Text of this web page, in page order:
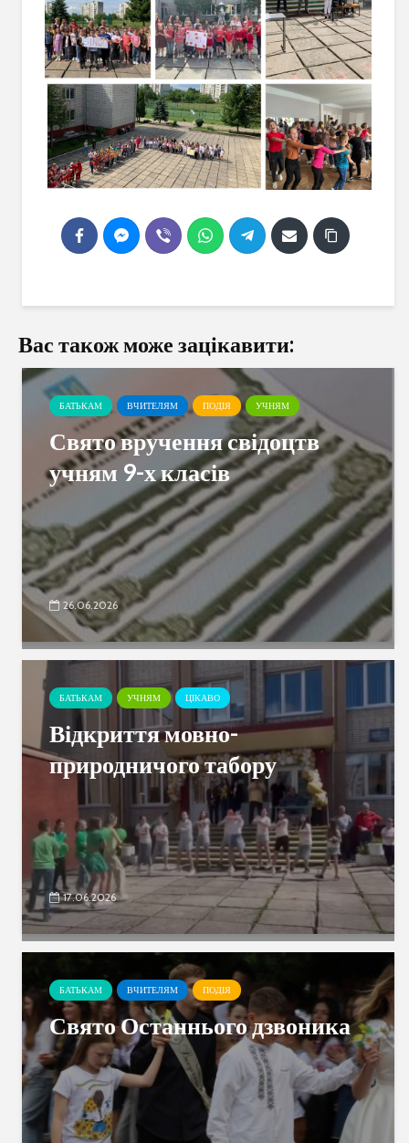
Вас також може зацікавити:
БАТЬКАМ ВЧИТЕЛЯМ ПОДІЯ УЧНЯМ
Свято вручення свідоцтв
учням 9-х класів
26.06.2026
БАТЬКАМ УЧНЯМ ЦІКАВО
Відкриття мовно-
природничого табору
17.06.2026
БАТЬКАМ ВЧИТЕЛЯМ ПОДІЯ
Свято Останнього дзвоника